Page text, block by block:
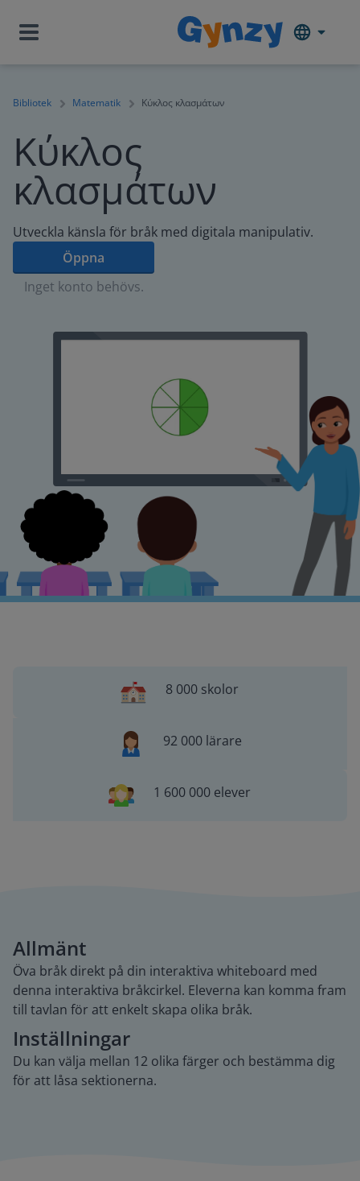
Bibliotek Matematik Κύκλος κλασμάτων
Κύκλος
κλασμάτων
Utveckla känsla för bråk med digitala manipulativ.
Öppna
Inget konto behövs.
8 000 skolor
92 000 lärare
1 600 000 elever
Allmänt
Öva bråk direkt på din interaktiva whiteboard med
denna interaktiva bråkcirkel. Eleverna kan komma fram
till tavlan för att enkelt skapa olika bråk.
Inställningar
Du kan välja mellan 12 olika färger och bestämma dig
för att låsa sektionerna.